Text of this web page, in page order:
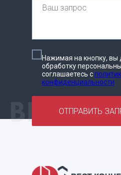
Нажимая на кнопку, вы
обработку
соглашаетесь c
конфиденциальности
ОТПРАВИТЬ